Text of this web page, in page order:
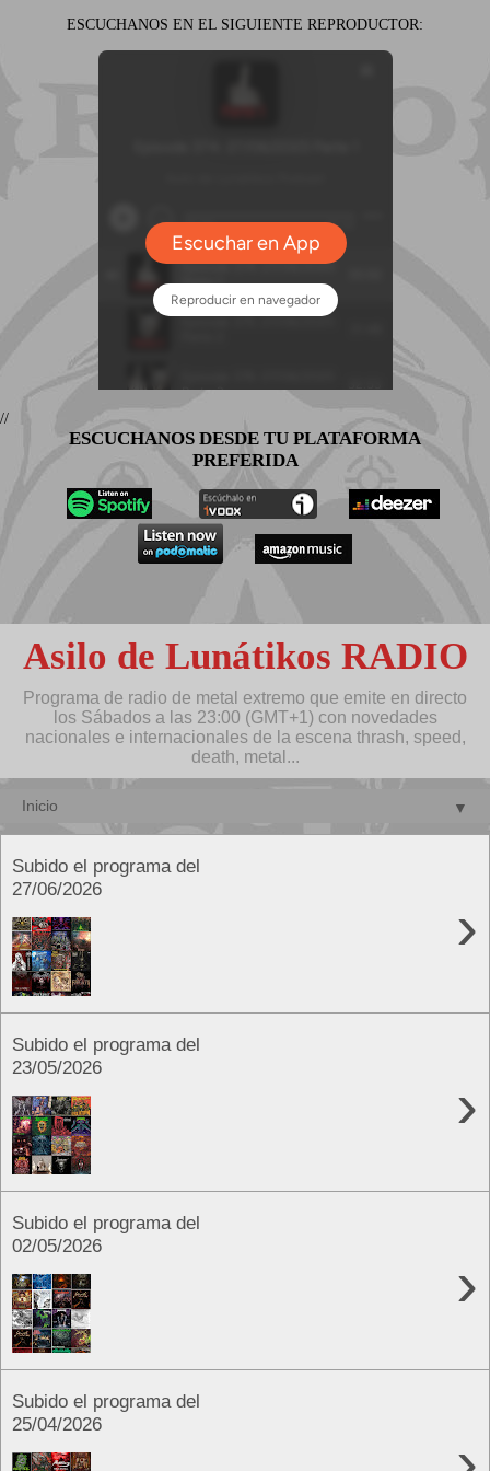
ESCUCHANOS EN EL SIGUIENTE REPRODUCTOR:
//
ESCUCHANOS DESDE TU PLATAFORMA
PREFERIDA
Asilo de Lunátikos RADIO
Programa de radio de metal extremo que emite en directo
los Sábados a las 23:00 (GMT+1) con novedades
nacionales e internacionales de la escena thrash, speed,
death, metal...
▼
Subido el programa del
27/06/2026
›
Subido el programa del
23/05/2026
›
Subido el programa del
02/05/2026
›
Subido el programa del
25/04/2026